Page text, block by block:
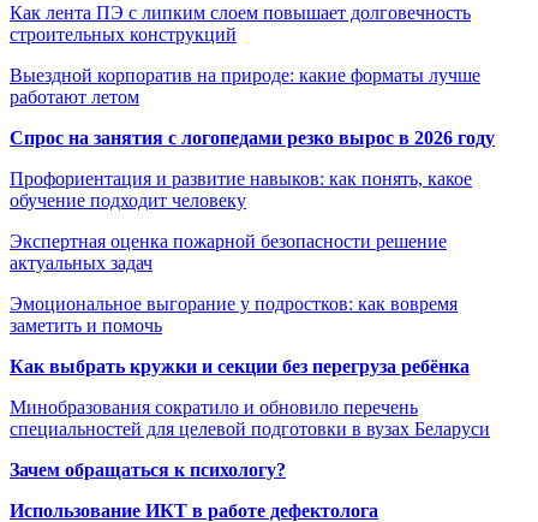
Как лента ПЭ с липким слоем повышает долговечность
строительных конструкций
Выездной корпоратив на природе: какие форматы лучше
работают летом
Спрос на занятия с логопедами резко вырос в 2026 году
Профориентация и развитие навыков: как понять, какое
обучение подходит человеку
Экспертная оценка пожарной безопасности решение
актуальных задач
Эмоциональное выгорание у подростков: как вовремя
заметить и помочь
Как выбрать кружки и секции без перегруза ребёнка
Минобразования сократило и обновило перечень
специальностей для целевой подготовки в вузах Беларуси
Зачем обращаться к психологу?
Использование ИКТ в работе дефектолога